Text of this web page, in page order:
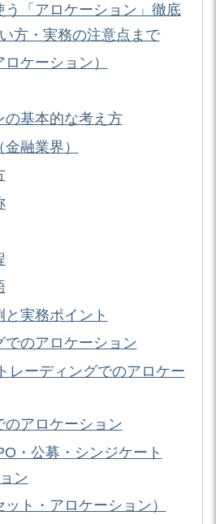
う「アロケーション」徹底
方・実務の注意点まで
ケーション）
の基本的な考え方
融業界）
実務ポイント
でのアロケーション
レーディングでのアロケー
のアロケーション
・公募・シンジケート
ン
ト・アロケーション）